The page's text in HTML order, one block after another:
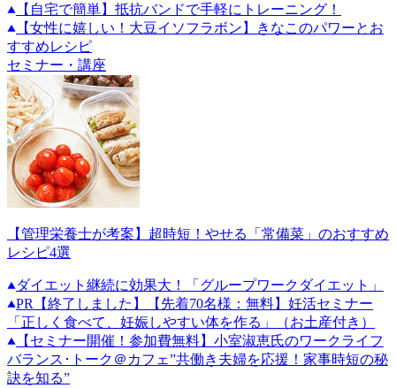
【自宅で簡単】抵抗バンドで手軽にトレーニング！
【女性に嬉しい！大豆イソフラボン】きなこのパワーとお
すすめレシピ
セミナー・講座
【管理栄養士が考案】超時短！やせる「常備菜」のおすすめ
レシピ4選
ダイエット継続に効果大！「グループワークダイエット」
PR
【終了しました】【先着70名様：無料】妊活セミナー
「正しく食べて、妊娠しやすい体を作る」（お土産付き）
【セミナー開催！参加費無料】小室淑恵氏のワークライフ
バランス･トーク＠カフェ”共働き夫婦を応援！家事時短の秘
訣を知る”